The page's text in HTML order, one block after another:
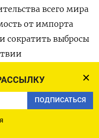
ПОДПИСАТЬСЯ
всего мира
от импорта
сократить выбросы
как к источнику
чистой